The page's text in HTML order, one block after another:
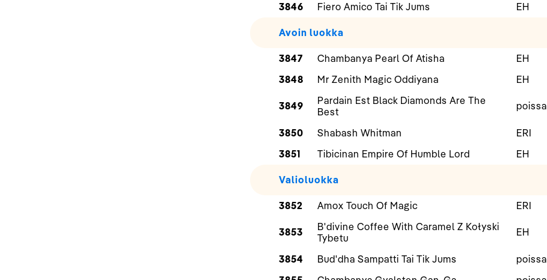
3846
Fiero Amico Tai Tik Jums EH
Avoin luokka
3847 Chambanya Pearl Of Atisha EH
3848
Mr Zenith Magic Oddiyana EH
3849
Pardain Est Black Diamonds Are The
Best
poissa
3850 Shabash Whitman ERI
3851
Tibicinan Empire Of Humble Lord EH
Valioluokka
3852 Amox Touch Of Magic ERI
3853
B'divine Coffee With Caramel Z Kołyski
Tybetu
EH
3854 Bud'dha Sampatti Tai Tik Jums
poissa